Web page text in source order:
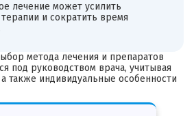
лечение может усилить
и сократить время
метода лечения и препаратов
под руководством врача, учитывая
также индивидуальные особенности